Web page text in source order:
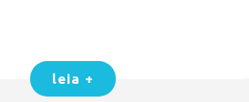
leia +